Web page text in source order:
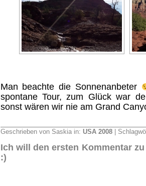
Man beachte die Sonnenanbeter
spontane Tour, zum Glück war
sonst wären wir nie am Grand
Geschrieben von Saskia in: USA 2008|
Ich will den ersten Kommentar
:)